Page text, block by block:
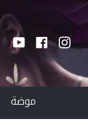
Skip
To
Content
Instagram
Facebook
موضة